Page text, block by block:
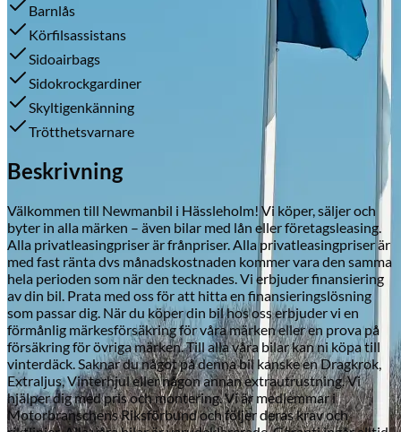
Skadeverkstad
Barnlås
Körfilsassistans
Sidoairbags
Sidokrockgardiner
Skyltigenkänning
Trötthetsvarnare
Beskrivning
Välkommen till Newmanbil i Hässleholm! Vi köper, säljer och
byter in alla märken – även bilar med lån eller företagsleasing.
Alla privatleasingpriser är frånpriser. Alla privatleasingpriser är
med fast ränta dvs månadskostnaden kommer vara den samma
hela perioden som när den tecknades. Vi erbjuder finansiering
av din bil. Prata med oss för att hitta en finansieringslösning
som passar dig. När du köper din bil hos oss erbjuder vi en
förmånlig märkesförsäkring för våra märken eller en prova på
försäkring för övriga märken. Till alla våra bilar kan ni köpa till
vinterdäck. Saknar du något på denna bil kanske en Dragkrok,
Extraljus, Vinterhjul eller någon annan extrautrustning. Vi
hjälper dig med pris och montering. Vi är medlemmar i
Motorbranschens Riksförbund och följer deras krav och